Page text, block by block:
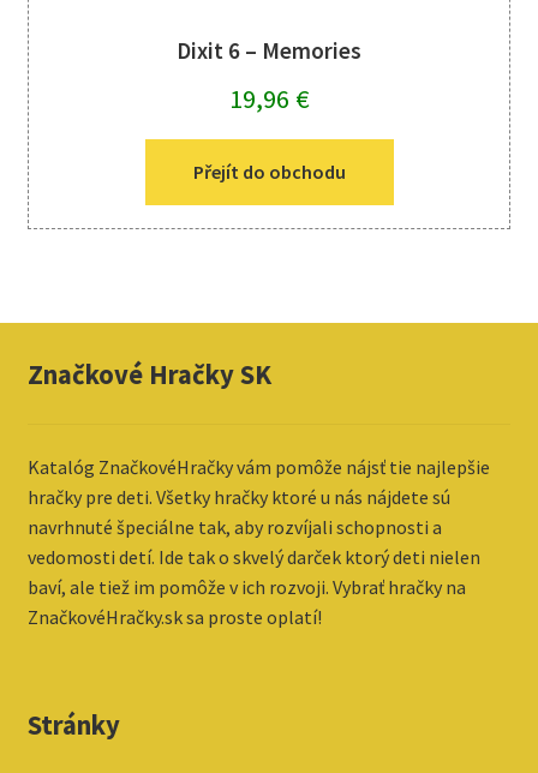
Dixit 6 – Memories
19,96 €
Přejít do obchodu
Značkové Hračky SK
Katalóg ZnačkovéHračky vám pomôže nájsť tie najlepšie
hračky pre deti. Všetky hračky ktoré u nás nájdete sú
navrhnuté špeciálne tak, aby rozvíjali schopnosti a
vedomosti detí. Ide tak o skvelý darček ktorý deti nielen
baví, ale tiež im pomôže v ich rozvoji. Vybrať hračky na
ZnačkovéHračky.sk sa proste oplatí!
Stránky